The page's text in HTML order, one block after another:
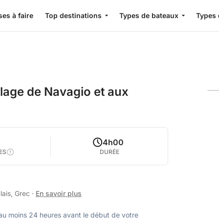
à faire Top destinations Types de bateaux Types
de Navagio et aux
4h00
DURÉE
Grec · En savoir plus
moins 24 heures avant le début de votre